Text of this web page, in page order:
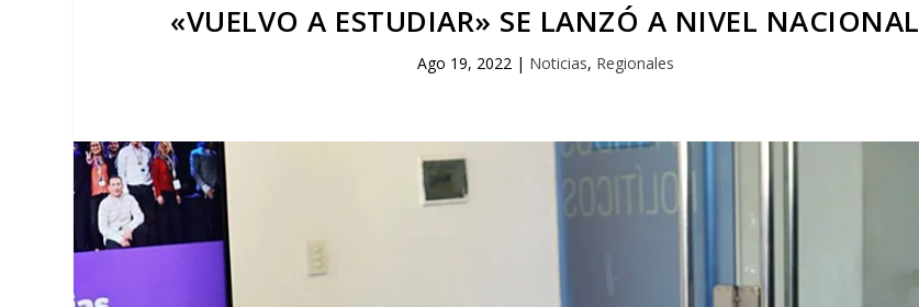
«VUELVO A ESTUDIAR» SE LANZÓ A NIVEL NACIONAL
Ago 19, 2022| Noticias, Regionales